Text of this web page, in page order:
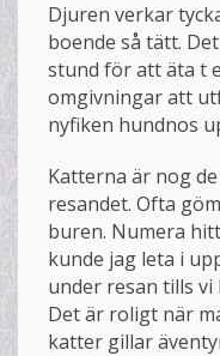
Djuren verkar
boende så tätt.
stund för att äta t
omgivningar att
nyfiken hundnos
Katterna är nog
resandet. Ofta
buren. Numera
kunde jag leta i
under resan tills
Det är roligt när
katter gillar